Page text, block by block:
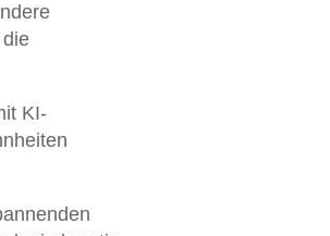
KI-